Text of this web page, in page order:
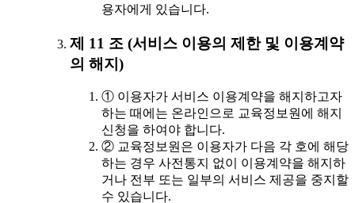
용자에게 있습니다.
제 11 조 (서비스 이용의 제한 및 이용계약
의 해지)
① 이용자가 서비스 이용계약을 해지하고자
하는 때에는 온라인으로 교육정보원에 해지
신청을 하여야 합니다.
② 교육정보원은 이용자가 다음 각 호에 해당
하는 경우 사전통지 없이 이용계약을 해지하
거나 전부 또는 일부의 서비스 제공을 중지할
수 있습니다.